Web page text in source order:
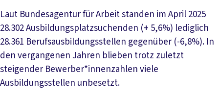
Laut Bundesagentur für Arbeit standen im April 2025
28.302 Ausbildungsplatzsuchenden (+ 5,6%) lediglich
28.361 Berufsausbildungsstellen gegenüber (-6,8%). In
den vergangenen Jahren blieben trotz zuletzt
steigender Bewerber*innenzahlen viele
Ausbildungsstellen unbesetzt.